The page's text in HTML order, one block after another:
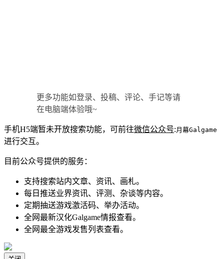
更多功能如登录、投稿、评论、手记等请
在电脑端体验哦~
手机H5端暂未开放搜索功能，可前往微信公众号:月幕Galgame
进行交互。
目前公众号提供的服务：
支持搜索站内文章、资讯、画札。
每日推送业界资讯、评测、杂谈等内容。
定期抽送游戏激活码、举办活动。
全网最新汉化Galgame情报查看。
全网最全游戏发售列表查看。